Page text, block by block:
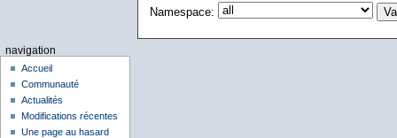
Namespace:
navigation
Accueil
Communauté
Actualités
Modifications récentes
Une page au hasard